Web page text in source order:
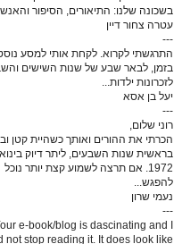
בשכונה שלנו: התיאורים, הסיפור
עטרה צחור דיין
---
התרגשתי לקרוא. לקחת אותי למסע
בזמן, לבאר שבע של שנות השישים
לזכרונות ילדות...
יעל בן אסא
---
רוני שלום,
הכרתי את ההורים ואותך כשהיית קטן
בראשית שנות השבעים, ליתר דיוק
1972. אם תרצה לשמוע קצת יותר נוכל
להפגש...
נעמי שרון
---
e-book/blog is dascinating and I
not stop reading it. It does look like